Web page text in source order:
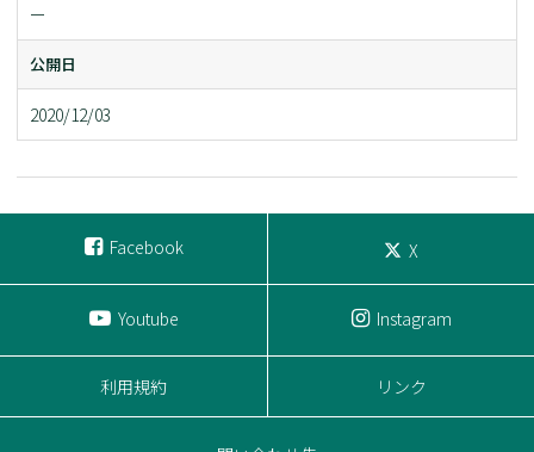
ー
公開日
2020/12/03
Facebook X
Youtube Instagram
利用規約 リンク